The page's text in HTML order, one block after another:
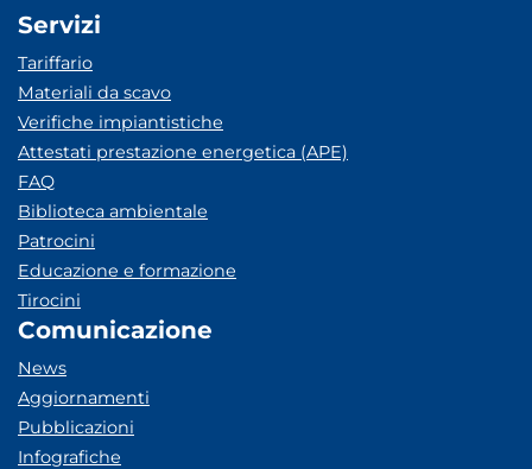
Servizi
Tariffario
Materiali da scavo
Verifiche impiantistiche
Attestati prestazione energetica (APE)
FAQ
Biblioteca ambientale
Patrocini
Educazione e formazione
Tirocini
Comunicazione
News
Aggiornamenti
Pubblicazioni
Infografiche